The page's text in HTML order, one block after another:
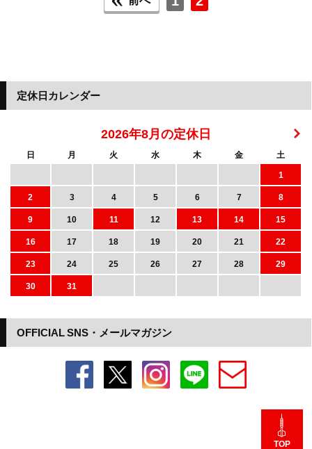
OFFICIAL SNS・メールマガジン
定休日カレンダー
2026年8月の定休日
日 月 火 水 木 金
土
1
2
3 4 5 6 7
8
9
10 11 12 13 14
15
16
17 18 19 20 21
22
23
24 25 26 27 28
29
30
31
TOP